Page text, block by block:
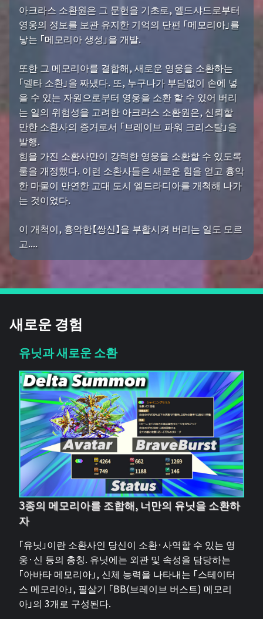
아크라스 소환원은 그 문헌을 기초로, 엘드샤드로부터
영웅의 정보를 보관 유지한 기억의 단편 「메모리아」를
낳는 「메모리아 생성」을 개발.
또한 그 메모리아를 결합해, 새로운 영웅을 소환하는
「델타 소환」을 짜냈다. 또, 누구나가 부담없이 손에 넣
을 수 있는 자원으로부터 영웅을 소환 할 수 있어 버리
는 일의 위험성을 고려한 아크라스 소환원은, 신뢰할
만한 소환사의 증거로서 「브레이브 파워 크리스탈」을
발행.
힘을 가진 소환사만이 강력한 영웅을 소환할 수 있도록
룰을 개정했다. 이런 소환사들은 새로운 힘을 얻고 흉악
한 마물이 만연한 고대 도시 엘드라디아를 개척해 나가
는 것이었다.
이 개척이, 흉악한【쌍신】을 부활시켜 버리는 일도 모르
고....
새로운 경험
유닛과 새로운 소환
3종의 메모리아를 조합해, 너만의 유닛을 소환하
자
「유닛」이란 소환사인 당신이 소환·사역할 수 있는 영
웅·신 등의 총칭. 유닛에는 외관 및 속성을 담당하는
「아바타 메모리아」, 신체 능력을 나타내는 「스테이터
스 메모리아」, 필살기 「BB(브레이브 버스트) 메모리
아」의 3개로 구성된다.